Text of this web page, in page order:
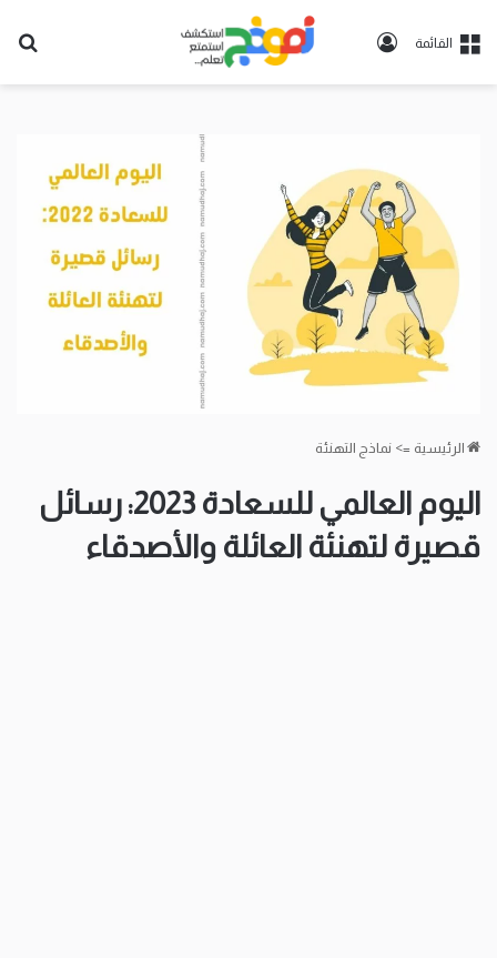
القائمة
تسجيل
الرئيسية => نماذج التهنئة
اليوم العالمي للسعادة 2023: رسائل
قصيرة لتهنئة العائلة والأصدقاء